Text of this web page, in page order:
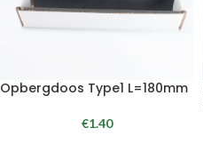
Opbergdoos Type1 L=180mm
€1.40